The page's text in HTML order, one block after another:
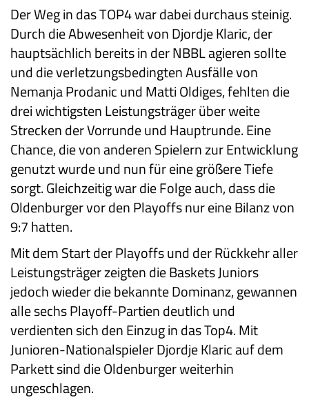
Der Weg in das TOP4 war dabei durchaus steinig.
Durch die Abwesenheit von Djordje Klaric, der
hauptsächlich bereits in der NBBL agieren sollte
und die verletzungsbedingten Ausfälle von
Nemanja Prodanic und Matti Oldiges, fehlten die
drei wichtigsten Leistungsträger über weite
Strecken der Vorrunde und Hauptrunde. Eine
Chance, die von anderen Spielern zur Entwicklung
genutzt wurde und nun für eine größere Tiefe
sorgt. Gleichzeitig war die Folge auch, dass die
Oldenburger vor den Playoffs nur eine Bilanz von
9:7 hatten.
Mit dem Start der Playoffs und der Rückkehr aller
Leistungsträger zeigten die Baskets Juniors
jedoch wieder die bekannte Dominanz, gewannen
alle sechs Playoff-Partien deutlich und
verdienten sich den Einzug in das Top4. Mit
Junioren-Nationalspieler Djordje Klaric auf dem
Parkett sind die Oldenburger weiterhin
ungeschlagen.